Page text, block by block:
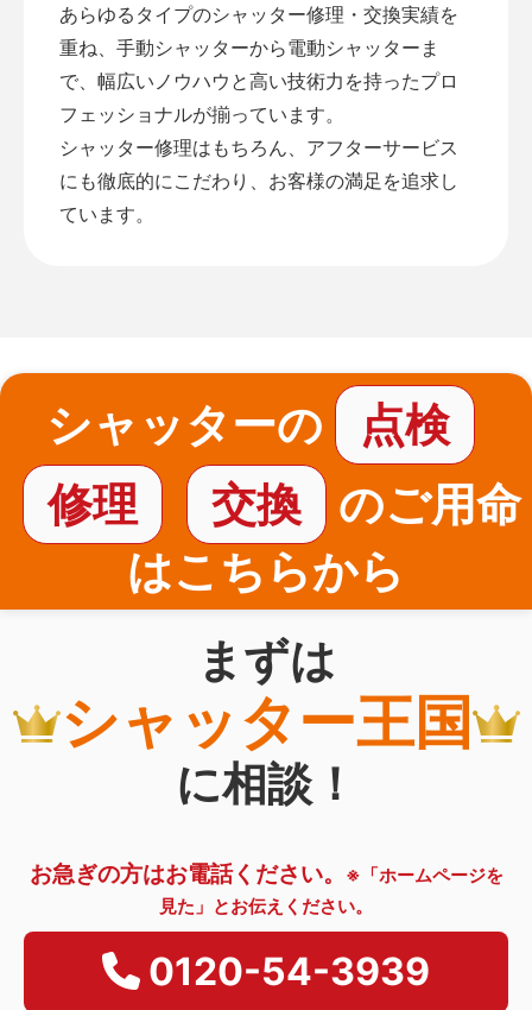
あらゆるタイプのシャッター修理・交換実績を
重ね、手動シャッターから電動シャッターま
で、幅広いノウハウと高い技術力を持ったプロ
フェッショナルが揃っています。
シャッター修理はもちろん、アフターサービス
にも徹底的にこだわり、お客様の満足を追求し
ています。
シャッターの
点検
修理
交換
のご用命
はこちらから
まずは
シャッター王国
に相談！
お急ぎの方はお電話ください。
※「ホームページを
見た」とお伝えください。
0120-54-3939